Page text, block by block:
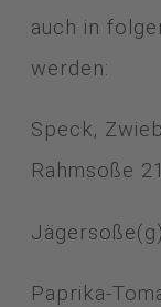
auch in
werden:
Speck,
Rahmsoße
Paprika-